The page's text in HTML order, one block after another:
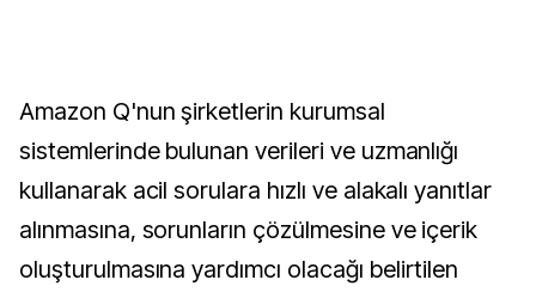
Amazon Q'nun şirketlerin kurumsal
sistemlerinde bulunan verileri ve uzmanlığı
kullanarak acil sorulara hızlı ve alakalı yanıtlar
alınmasına, sorunların çözülmesine ve içerik
oluşturulmasına yardımcı olacağı belirtilen